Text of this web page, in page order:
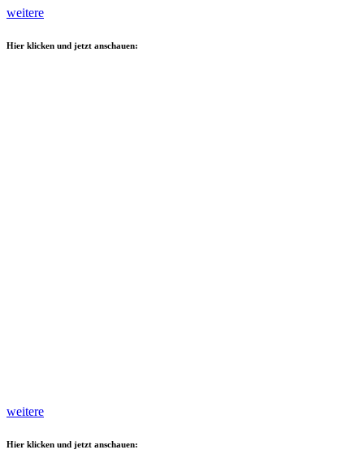
weitere
Hier klicken und jetzt anschauen:
weitere
Hier klicken und jetzt anschauen: